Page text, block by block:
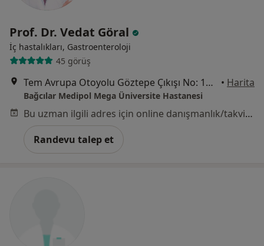
Prof. Dr. Vedat Göral
İç hastalıkları, Gastroenteroloji
45 görüş
Tem Avrupa Otoyolu Göztepe Çıkışı No: 1Bağcılar, İstanbul • Harita
Bağcılar Medipol Mega Üniversite Hastanesi
Bu uzman ilgili adres için online danışmanlık/takvim sunmuyor.
Randevu talep et